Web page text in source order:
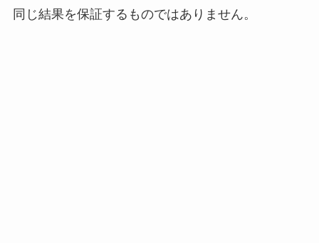
同じ結果を保証するものではありません。